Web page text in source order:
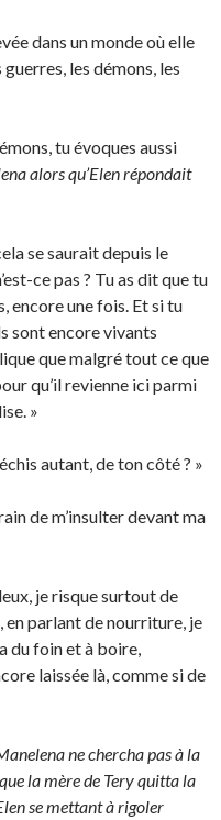
dans un monde où elle
guerres, les démons, les
tu évoques aussi
alors qu’Elen répondait
se saurait depuis le
ce pas ? Tu as dit que tu
encore une fois. Et si tu
sont encore vivants
que malgré tout ce que
qu’il revienne ici parmi
»
autant, de ton côté ? »
de m’insulter devant ma
je risque surtout de
en parlant de nourriture, je
du foin et à boire,
laissée là, comme si de
ne chercha pas à la
la mère de Tery quitta la
se mettant à rigoler